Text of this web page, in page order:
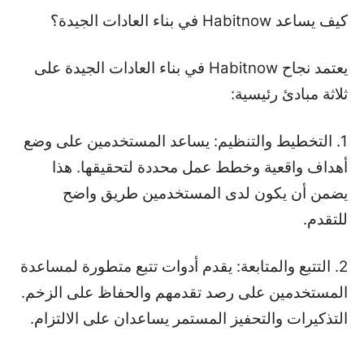
كيف يساعد Habitnow في بناء العادات الجيدة؟
يعتمد نجاح Habitnow في بناء العادات الجيدة على
ثلاثة مبادئ رئيسية:
1. التخطيط والتنظيم: يساعد المستخدمين على وضع
أهداف واقعية وخطط عمل محددة لتحقيقها. هذا
يضمن أن يكون لدى المستخدمين طريق واضح
للتقدم.
2. التتبع والمتابعة: يقدم أدوات تتبع متطورة لمساعدة
المستخدمين على رصد تقدمهم والحفاظ على الزخم.
التذكيرات والتحفيز المستمر يساعدان على الالتزام.